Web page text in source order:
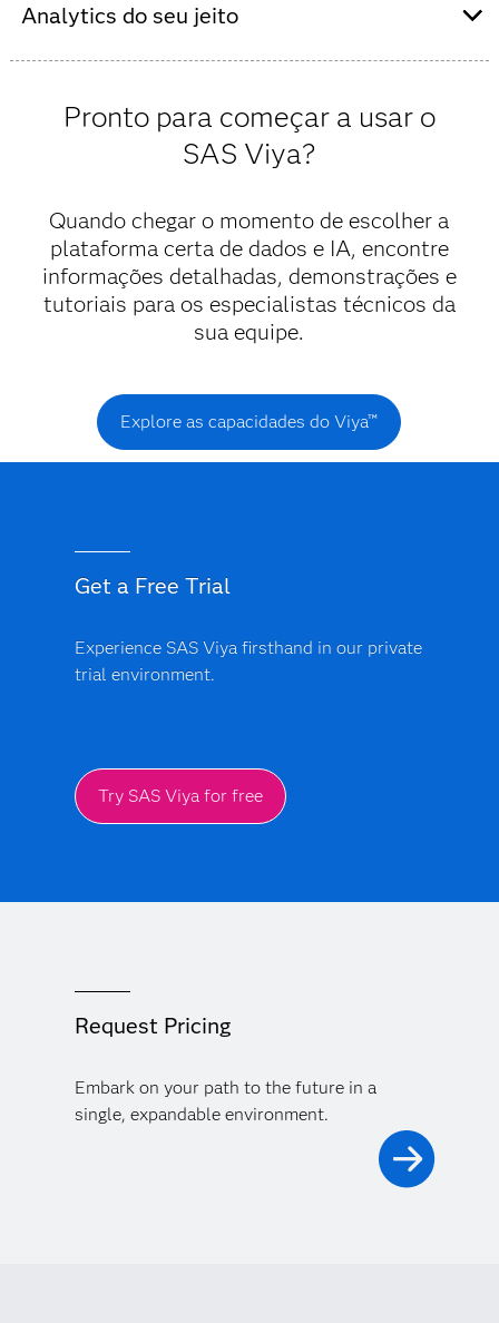
interpretabilidade de modelos, além de monitoramento
transparentes, você pode tomar decisões confiáveis e
Analytics do seu jeito
ambientes nativos ou agnósticos da nuvem, com
portabilidade total.
Pronto para começar a usar o
SAS Viya?
Quando chegar o momento de escolher a
plataforma certa de dados e IA, encontre
informações detalhadas, demonstrações e
tutoriais para os especialistas técnicos da
sua equipe.
Explore as capacidades do Viya™
Get a Free Trial
Experience SAS Viya firsthand in our private
trial environment.
Try SAS Viya for free
Request Pricing
Embark on your path to the future in a
single, expandable environment.